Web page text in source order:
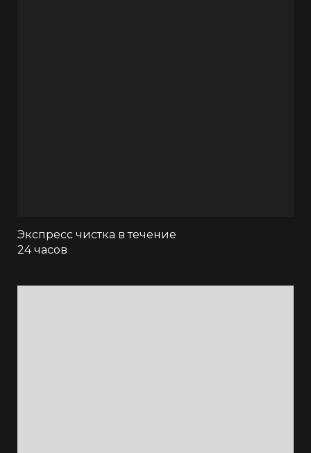
Экспресс чистка в течение
24 часов